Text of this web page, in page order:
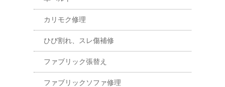
カリモク修理
ひび割れ、スレ傷補修
ファブリック張替え
ファブリックソファ修理